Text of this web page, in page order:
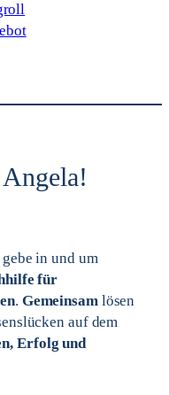
in und um
für
. Gemeinsamlösen
auf dem
Erfolg und